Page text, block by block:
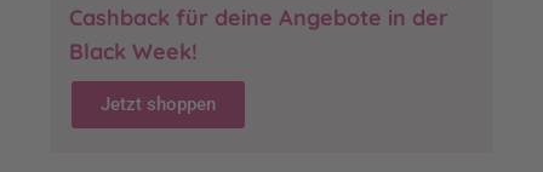
Cashback für deine Angebote in der
Black Week!
Jetzt shoppen